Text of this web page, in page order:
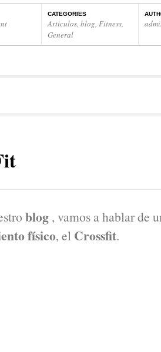
CATEGORIES
Articulos, blog, Fitness,
General
blog , vamos a hablar de
físico, el Crossfit.